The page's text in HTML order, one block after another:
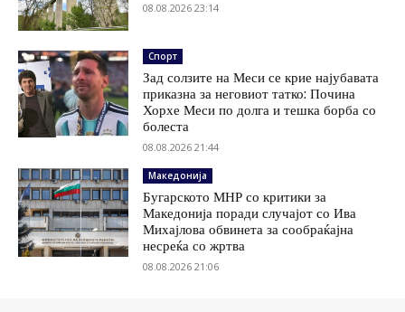
08.08.2026 23:14
Спорт
Зад солзите на Меси се крие најубавата
приказна за неговиот татко: Почина
Хорхе Меси по долга и тешка борба со
болеста
08.08.2026 21:44
Македонија
Бугарското МНР со критики за
Македонија поради случајот со Ива
Михајлова обвинета за сообраќајна
несреќа со жртва
08.08.2026 21:06